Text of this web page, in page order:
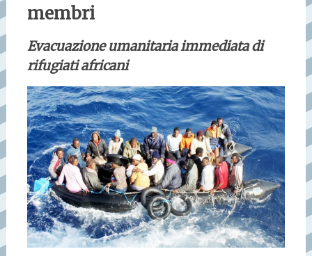
membri
Evacuazione umanitaria immediata di
rifugiati africani